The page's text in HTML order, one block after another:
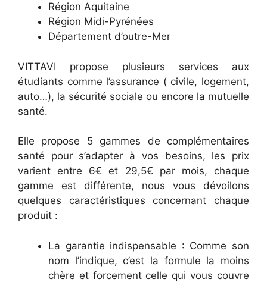
Région Aquitaine
Région Midi-Pyrénées
Département d’outre-Mer
VITTAVI propose plusieurs services aux
étudiants comme l’assurance ( civile, logement,
auto…), la sécurité sociale ou encore la mutuelle
santé.
Elle propose 5 gammes de complémentaires
santé pour s’adapter à vos besoins, les prix
varient entre 6€ et 29,5€ par mois, chaque
gamme est différente, nous vous dévoilons
quelques caractéristiques concernant chaque
produit :
La garantie indispensable : Comme son
nom l’indique, c’est la formule la moins
chère et forcement celle qui vous couvre